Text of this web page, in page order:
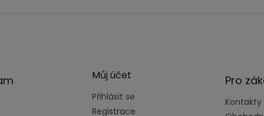
Můj účet
Přihlásit se
Registrace
Pro
Kontakty